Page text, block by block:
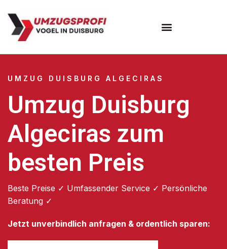
UMZUG DUISBURG ALGECIRAS
Umzug Duisburg
Algeciras zum
besten Preis
Beste Preise ✓ Umfassender Service ✓ Persönliche
Beratung ✓
Jetzt unverbindlich anfragen & ordentlich sparen: